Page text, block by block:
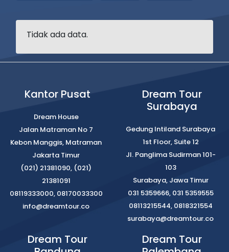
Tidak ada data.
Kantor Pusat
Dream House
Jalan Matraman No 7
Kebon Manggis, Matraman
Jakarta Timur
(021) 21381090, (021)
21381091
08119333000, 08170033300
info@dreamtour.co
Dream Tour
Surabaya
Gedung Intiland Surabaya
1st Floor, Suite 12
Jl. Panglima Sudirman 101-
103
Surabaya, Jawa Timur
031 5359666, 031 5359555
08113215544, 0818321554
surabaya@dreamtour.co
Dream Tour
Dream Tour